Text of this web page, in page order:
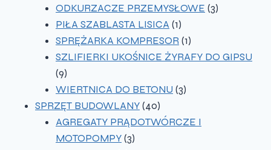
produktów
ODKURZACZE PRZEMYSŁOWE 33
PIŁA SZABLASTA LISICA 11
produkt
SPRĘŻARKA KOMPRESOR 11
produkt
SZLIFIERKI UKOŚNICE ŻYRAFY DO GIPSU
99
produktów
WIERTNICA DO BETONU 33
SPRZĘT BUDOWLANY 4040
produktów
AGREGATY PRĄDOTWÓRCZE I
MOTOPOMPY 33